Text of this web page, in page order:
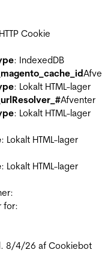
Cookie
: IndexedDB
: Lokalt HTML-lager
Afventer
: Lokalt HTML-lager
: Lokalt HTML-lager
: Lokalt HTML-lager
for:
8/4/26 af Cookiebot